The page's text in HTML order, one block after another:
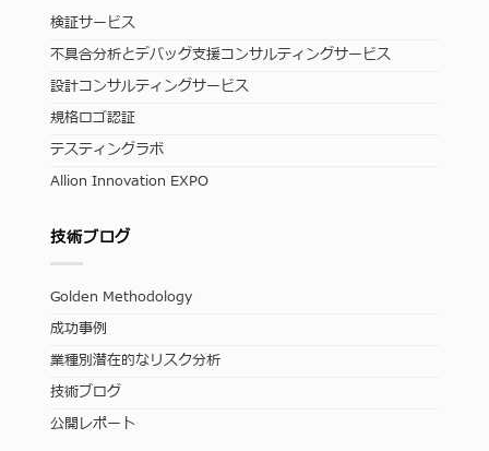
検証サービス
不具合分析とデバッグ支援コンサルティングサービス
設計コンサルティングサービス
規格ロゴ認証
テスティングラボ
Allion Innovation EXPO
技術ブログ
Golden Methodology
成功事例
業種別潜在的なリスク分析
技術ブログ
公開レポート